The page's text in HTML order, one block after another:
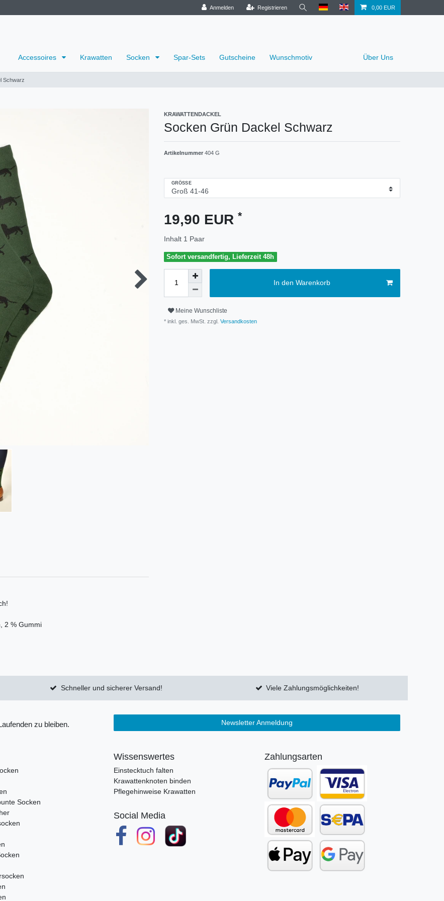
Anmelden Registrieren 0,00 EUR
Accessoires Krawatten Socken Spar-Sets Gutscheine Wunschmotiv Über Uns
Schwarz
KRAWATTENDACKEL
Socken Grün Dackel Schwarz
Artikelnummer 404 G
GRÖSSE
19,90 EUR *
Inhalt 1 Paar
Sofort versandfertig, Lieferzeit 48h
In den Warenkorb
Meine Wunschliste
* inkl. ges. MwSt. zzgl. Versandkosten
2 % Gummi
Schneller und sicherer Versand! Viele Zahlungsmöglichkeiten!
zu bleiben. Newsletter Anmeldung
Socken
Wissenswertes
Einstecktuch falten
Krawattenknoten binden
Pflegehinweise Krawatten
Social Media
Zahlungsarten